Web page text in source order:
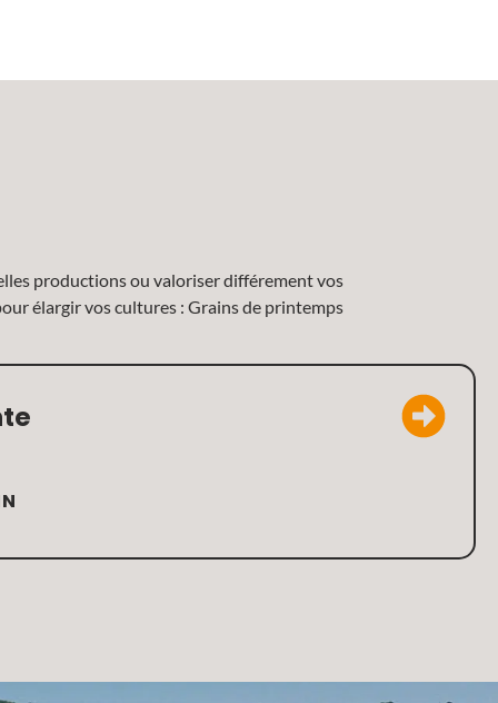
productions ou valoriser différement vos
élargir vos cultures : Grains de printemps